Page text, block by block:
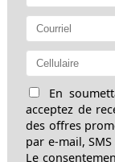
En
acceptez de
des offres
par e-mail,
Le